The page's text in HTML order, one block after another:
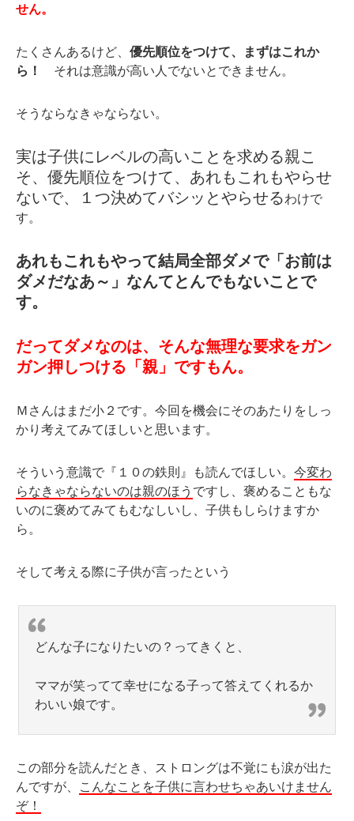
せん。
たくさんあるけど、 優先順位をつけて、まずはこれか
ら！
それは意識が高い人でないとできません。
そうならなきゃならない。
実は子供にレベルの高いことを求める親こ
そ、優先順位をつけて、あれもこれもやらせ
ないで、１つ決めてバシッとやらせるわけで
す。
あれもこれもやって結局全部ダメで「お前は
ダメだなあ～」なんてとんでもないことで
す。
だってダメなのは、そんな無理な要求をガン
ガン押しつける「親」ですもん。
Ｍさんはまだ小２です。今回を機会にそのあたりをしっ
かり考えてみてほしいと思います。
そういう意識で『１０の鉄則』も読んでほしい。 今変わ
らなきゃならないのは親のほう ですし、褒めることもな
いのに褒めてみてもむなしいし、子供もしらけますか
ら。
そして考える際に子供が言ったという
どんな子になりたいの？ってきくと、
ママが笑ってて幸せになる子って答えてくれるか
わいい娘です。
この部分を読んだとき、ストロングは不覚にも涙が出た
んですが、
こんなことを子供に言わせちゃあいけません
ぞ！